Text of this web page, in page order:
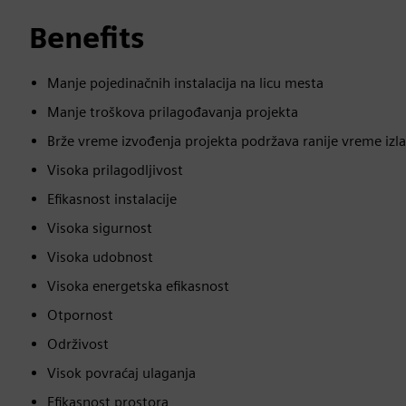
Benefits
Manje pojedinačnih instalacija na licu mesta
Manje troškova prilagođavanja projekta
Brže vreme izvođenja projekta podržava ranije vreme
Visoka prilagodljivost
Efikasnost instalacije
Visoka sigurnost
Visoka udobnost
Visoka energetska efikasnost
Otpornost
Održivost
Visok povraćaj ulaganja
Efikasnost prostora